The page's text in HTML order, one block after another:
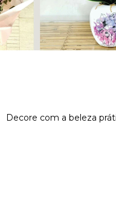
Decore com a beleza